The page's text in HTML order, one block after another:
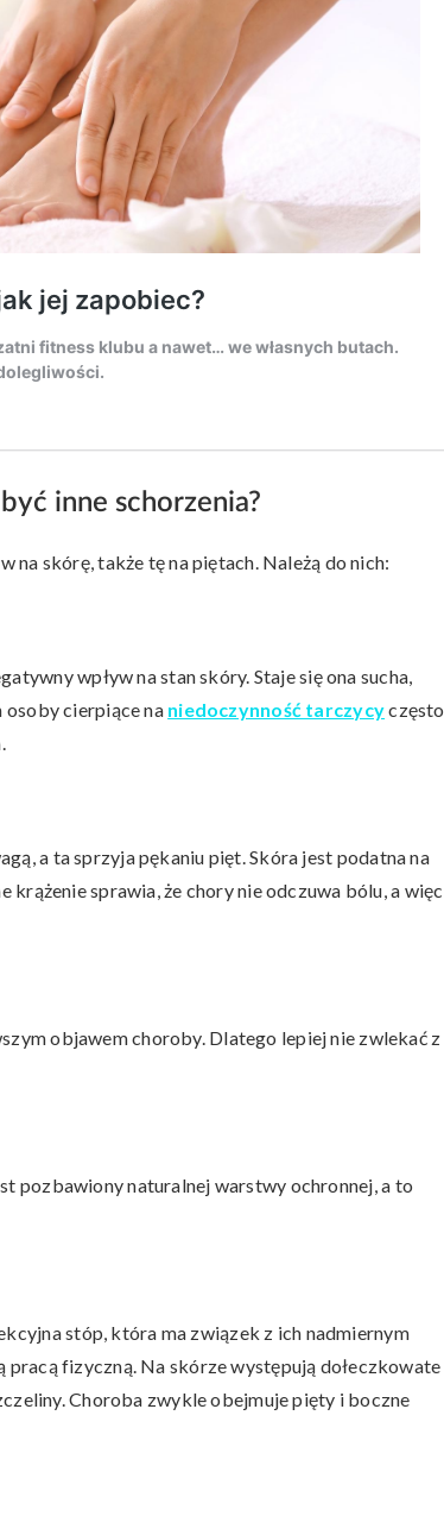
inne schorzenia?
na skórę, także tę na piętach. Należą do nich:
wpływ na stan skóry. Staje się ona sucha,
osoby cierpiące na niedoczynność tarczycyczęsto
a ta sprzyja pękaniu pięt. Skóra jest podatna na
sprawia, że chory nie odczuwa bólu, a więc
objawem choroby. Dlatego lepiej nie zwlekać z
pozbawiony naturalnej warstwy ochronnej, a to
stóp, która ma związek z ich nadmiernym
fizyczną. Na skórze występują dołeczkowate
Choroba zwykle obejmuje pięty i boczne